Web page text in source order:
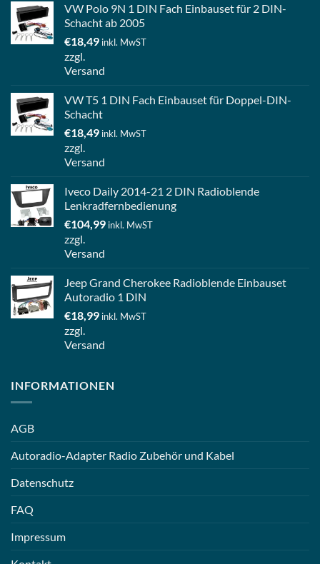
VW Polo 9N 1 DIN Fach Einbauset für 2 DIN-
Schacht ab 2005
€18,49 inkl. MwST
zzgl.
Versand
VW T5 1 DIN Fach Einbauset für Doppel-DIN-
Schacht
€18,49 inkl. MwST
zzgl.
Versand
Iveco Daily 2014-21 2 DIN Radioblende
Lenkradfernbedienung
€104,99 inkl. MwST
zzgl.
Versand
Jeep Grand Cherokee Radioblende Einbauset
Autoradio 1 DIN
€18,99 inkl. MwST
zzgl.
Versand
INFORMATIONEN
AGB
Autoradio-Adapter Radio Zubehör und Kabel
Datenschutz
FAQ
Impressum